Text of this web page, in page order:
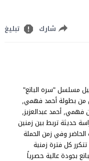
شارك تبليغ
12 مشاهدة وتحميل مسلسل "سره الباتع"
من بطولة أحمد فهمي,
أحمد عبدالعزيز,
حديثة تربط بين زمنين
وفي زمن الحملة
كل فترة زمنية
سره الباتع بجودة عالية حصرياً